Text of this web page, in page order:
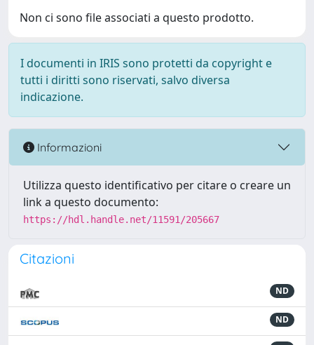
Non ci sono file associati a questo prodotto.
I documenti in IRIS sono protetti da copyright e
tutti i diritti sono riservati, salvo diversa
indicazione.
Informazioni
Utilizza questo identificativo per citare o creare un
link a questo documento:
https://hdl.handle.net/11591/205667
Citazioni
ND
ND